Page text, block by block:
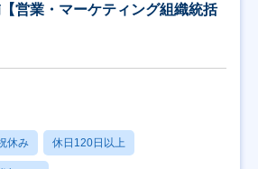
営業・マーケティング組織統括
休み 休日120日以上